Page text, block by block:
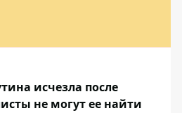
исчезла после
не могут ее найти